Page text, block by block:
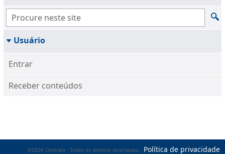
Usuário
Entrar
Receber conteúdos
©2026 Centralx - Todos os direitos reservados - Política de privacidade